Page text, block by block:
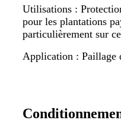
Utilisations :
pour les plantations
particulièrement sur
Application : Paillage